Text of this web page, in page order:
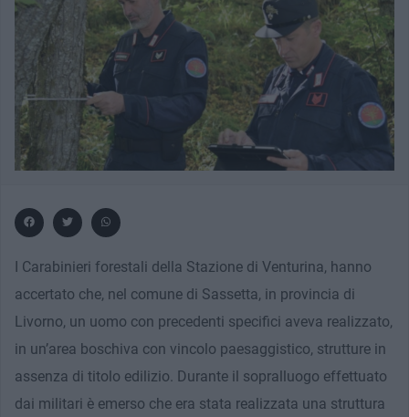
I Carabinieri forestali della Stazione di Venturina, hanno
accertato che, nel comune di Sassetta, in provincia di
Livorno, un uomo con precedenti specifici aveva realizzato,
in un’area boschiva con vincolo paesaggistico, strutture in
assenza di titolo edilizio. Durante il sopralluogo effettuato
dai militari è emerso che era stata realizzata una struttura